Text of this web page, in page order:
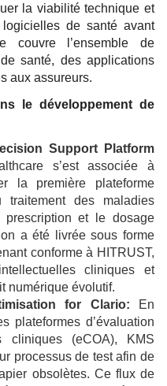
la viabilité technique et
de santé avant
couvre l’ensemble de
santé, des applications
aux assureurs.
le développement de
Support Platform
s’est associée à
la première plateforme
traitement des maladies
prescription et le dosage
a été livrée sous forme
conforme à HITRUST,
cliniques et
numérique évolutif.
for Clario:
En
plateformes d’évaluation
cliniques (eCOA), KMS
processus de test afin de
obsolètes. Ce flux de